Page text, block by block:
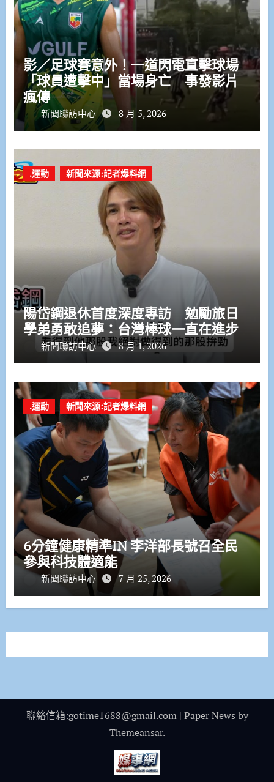
影／足球賽意外！一道閃電直擊球場
「球員遭擊中」當場身亡 事發影片
瘋傳
新聞聯訪中心 8 月 5, 2026
.運動 新聞來源:記者爆料網
陽岱鋼退休首度深度專訪 勉勵旅日
學弟勇敢追夢：台灣棒球一直在進步
新聞聯訪中心 8 月 1, 2026
.運動 新聞來源:記者爆料網
6分鐘健康精準IN 李洋部長號召全民
參與科技體適能
新聞聯訪中心 7 月 25, 2026
聯絡信箱:gotime1688@gmail.com | Paper News by
Themeansar.